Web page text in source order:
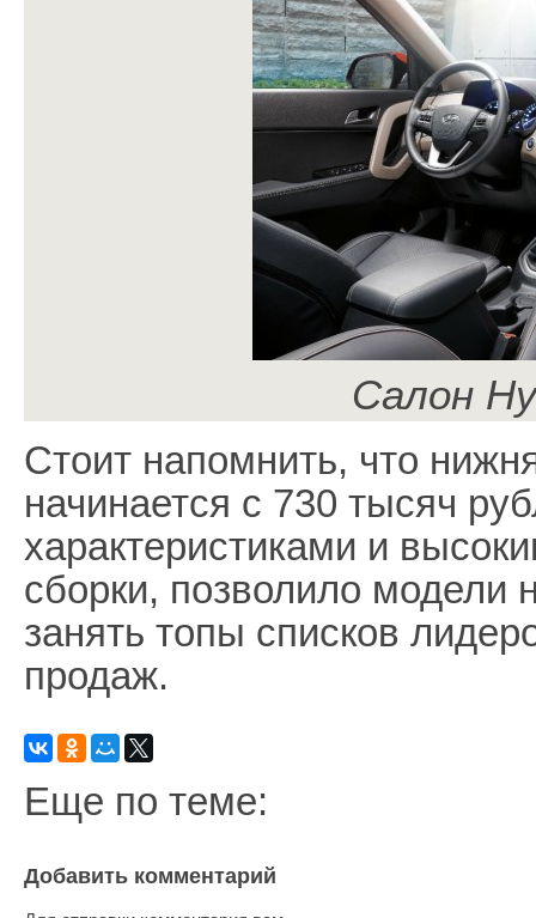
Салон
Стоит напомнить, что
начинается с 730 тысяч
характеристиками и
сборки, позволило модели
занять топы списков
продаж.
Еще по теме:
Добавить комментарий